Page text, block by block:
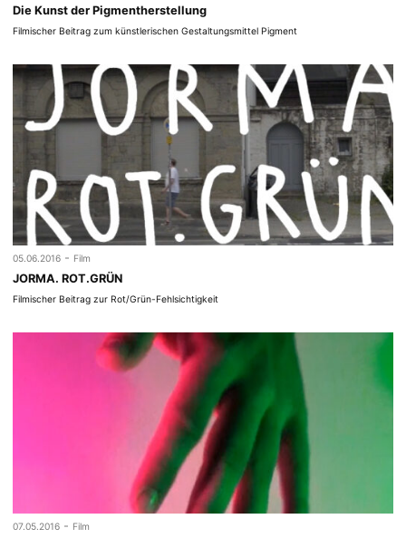
Die Kunst der Pigmentherstellung
Filmischer Beitrag zum künstlerischen Gestaltungsmittel Pigment
05.06.2016 - Film
JORMA. ROT.GRÜN
Filmischer Beitrag zur Rot/Grün-Fehlsichtigkeit
07.05.2016 - Film